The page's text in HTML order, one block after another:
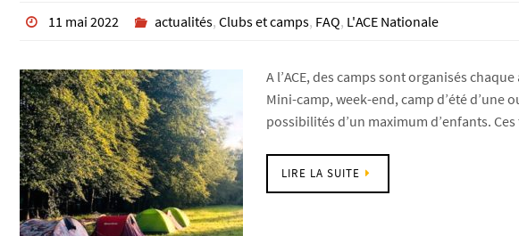
11 mai 2022 actualités, Clubs et camps, FAQ, L'ACE Nationale
A l’ACE, des camps sont organisés
Mini-camp, week-end, camp d’été d’une
possibilités d’un maximum d’enfants.
LIRE LA SUITE